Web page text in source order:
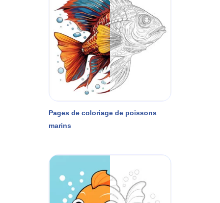
Pages de coloriage de poissons
marins